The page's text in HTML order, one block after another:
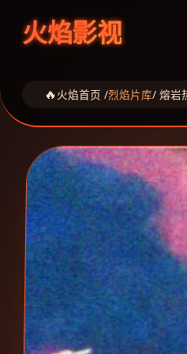
火焰影视
火焰首页 /烈焰片库/ 熔岩